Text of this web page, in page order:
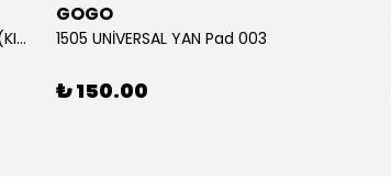
12V KORNA SIVAMALI DİDİT KALIN SESLİ (KIRMIZI)
GOGO
1505 UNİVERSAL YAN Pad 003
₺ 150.00